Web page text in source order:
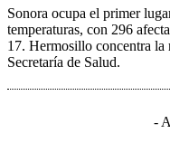
Sonora ocupa el primer
temperaturas, con 296
17. Hermosillo concentra la
Secretaría de Salud.
-